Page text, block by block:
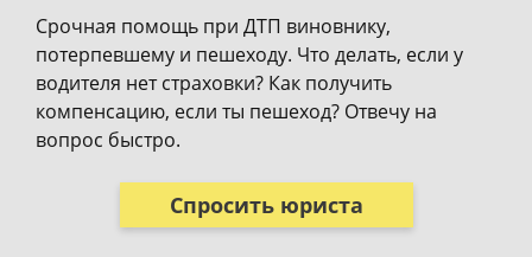
Срочная помощь при ДТП виновнику,
потерпевшему и пешеходу. Что делать, если у
водителя нет страховки? Как получить
компенсацию, если ты пешеход? Отвечу на
вопрос быстро.
Спросить юриста